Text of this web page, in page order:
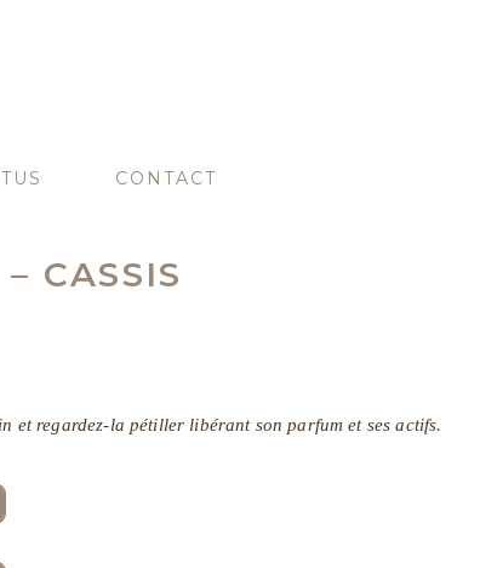
CONTACT
CASSIS
et regardez-la pétiller libérant son parfum et ses actifs.